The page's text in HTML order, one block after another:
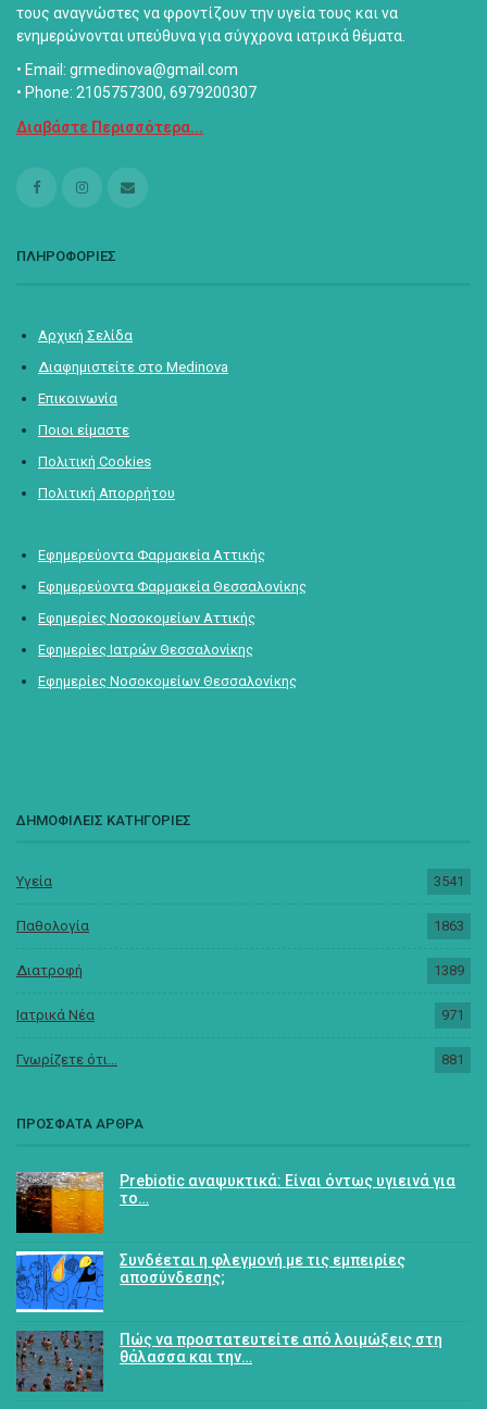
τους αναγνώστες να φροντίζουν την υγεία τους και να
ενημερώνονται υπεύθυνα για σύγχρονα ιατρικά θέματα.
• Email: grmedinova@gmail.com
• Phone: 2105757300, 6979200307
Διαβάστε Περισσότερα...
ΠΛΗΡΟΦΟΡΙΕΣ
Αρχική Σελίδα
Διαφημιστείτε στο Medinova
Επικοινωνία
Ποιοι είμαστε
Πολιτική Cookies
Πολιτική Απορρήτου
Εφημερεύοντα Φαρμακεία Αττικής
Εφημερεύοντα Φαρμακεία Θεσσαλονίκης
Εφημερίες Νοσοκομείων Αττικής
Εφημερίες Ιατρών Θεσσαλονίκης
Εφημερίες Νοσοκομείων Θεσσαλονίκης
ΔΗΜΟΦΙΛΕΙΣ ΚΑΤΗΓΟΡΙΕΣ
Υγεία 3541
Παθολογία 1863
Διατροφή 1389
Ιατρικά Νέα 971
Γνωρίζετε ότι... 881
ΠΡΟΣΦΑΤΑ ΑΡΘΡΑ
Prebiotic αναψυκτικά: Είναι όντως υγιεινά για
το…
Συνδέεται η φλεγμονή με τις εμπειρίες
αποσύνδεσης;
Πώς να προστατευτείτε από λοιμώξεις στη
θάλασσα και την…